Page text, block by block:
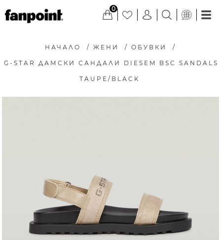
0
НАЧАЛО / ЖЕНИ / ОБУВКИ /
G-STAR ДАМСКИ САНДАЛИ DIESEM BSC SANDALS
TAUPE/BLACK